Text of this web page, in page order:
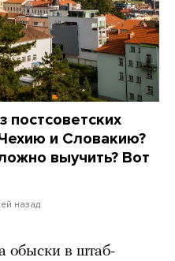
постсоветских
и Словакию?
выучить? Вот
назад
обыски в штаб-